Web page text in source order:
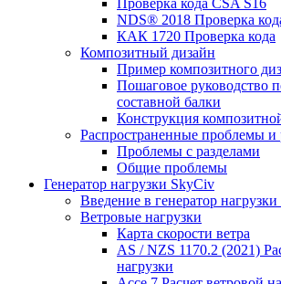
Проверка кода CSA S16
NDS® 2018 Проверка
КАК 1720 Проверка кода
Композитный дизайн
Пример композитного
Пошаговое руководство
составной балки
Конструкция
Распространенные проблемы и
Проблемы с разделами
Общие проблемы
Генератор нагрузки SkyCiv
Введение в генератор
Ветровые нагрузки
Карта скорости ветра
AS / NZS 1170.2 (2021)
нагрузки